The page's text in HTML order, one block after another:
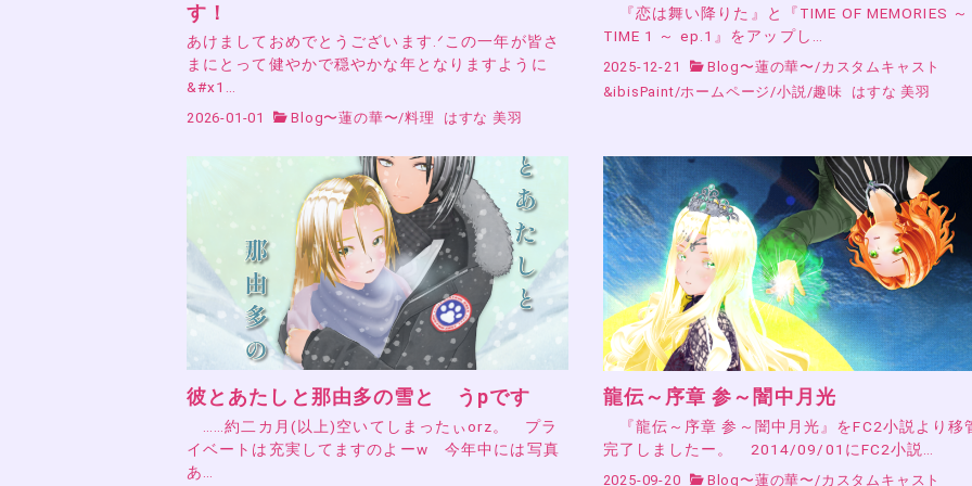
す！
あけましておめでとうございます.ᐟこの一年が皆さ
まにとって健やかで穏やかな年となりますように
&#x1…
2026-01-01 Blog〜蓮の華〜/料理 はすな 美羽
『恋は舞い降りた』と『TIME OF MEMORIES ～
TIME 1 ～ ep.1』をアップし…
2025-12-21 Blog〜蓮の華〜/カスタムキャスト
&ibisPaint/ホームページ/小説/趣味 はすな 美羽
彼とあたしと那由多の雪と うpです
……約二カ月(以上)空いてしまったぃorz。 プラ
イベートは充実してますのよーw 今年中には写真
あ…
龍伝～序章 参～闇中月光
『龍伝～序章 参～闇中月光』をFC2小説より移
完了しましたー。 2014/09/01にFC2小説…
2025-09-20 Blog〜蓮の華〜 /カスタムキャスト